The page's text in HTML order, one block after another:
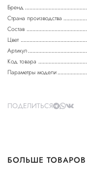
Бренд
Страна производства
Состав
Цвет
Артикул
Код товара
Параметры модели
ПОДЕЛИТЬСЯ
БОЛЬШЕ ТОВАРОВ